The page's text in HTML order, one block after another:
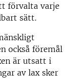
förvalta varje
sätt.
också föremål
är utsatt i
av lax sker